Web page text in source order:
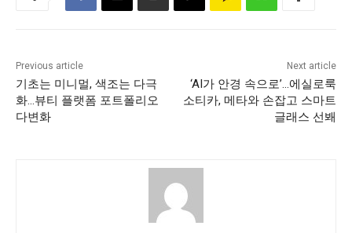
Previous article
기초는 미니멀, 색조는 다극
화…뷰티 플랫폼 포트폴리오
다변화
Next article
‘AI가 안경 속으로’…에실로룩
소티카, 메타와 손잡고 스마트
글래스 선봬